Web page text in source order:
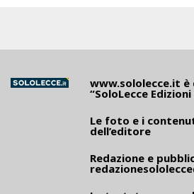
www.sololecce.it è
“SoloLecce Edizioni
Le foto e i
dell’editore
Redazione e